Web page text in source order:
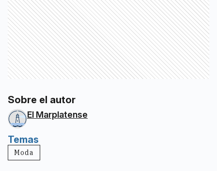
Sobre el autor
El Marplatense
Temas
Moda